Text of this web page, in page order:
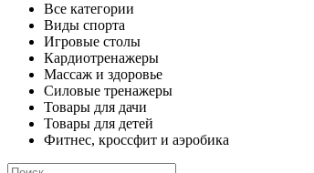
Все категории
Виды спорта
Игровые столы
Кардиотренажеры
Массаж и здоровье
Силовые тренажеры
Товары для дачи
Товары для детей
Фитнес, кроссфит и аэробика